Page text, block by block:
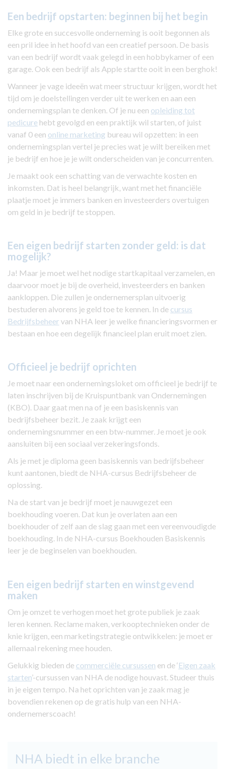
Een bedrijf opstarten: beginnen bij het begin
Elke grote en succesvolle onderneming is ooit begonnen als
een pril idee in het hoofd van een creatief persoon. De basis
van een bedrijf wordt vaak gelegd in een hobbykamer of een
garage. Ook een bedrijf als Apple startte ooit in een berghok!
Wanneer je vage ideeën wat meer structuur krijgen, wordt het
tijd om je doelstellingen verder uit te werken en aan een
ondernemingsplan te denken. Of je nu een opleiding tot
pedicure hebt gevolgd en een praktijk wil starten, of juist
vanaf 0 een online marketing bureau wil opzetten: in een
ondernemingsplan vertel je precies wat je wilt bereiken met
je bedrijf en hoe je je wilt onderscheiden van je concurrenten.
Je maakt ook een schatting van de verwachte kosten en
inkomsten. Dat is heel belangrijk, want met het financiële
plaatje moet je immers banken en investeerders overtuigen
om geld in je bedrijf te stoppen.
Een eigen bedrijf starten zonder geld: is dat
mogelijk?
Ja! Maar je moet wel het nodige startkapitaal verzamelen, en
daarvoor moet je bij de overheid, investeerders en banken
aankloppen. Die zullen je ondernemersplan uitvoerig
bestuderen alvorens je geld toe te kennen. In de cursus
Bedrijfsbeheervan NHA leer je welke financieringsvormen er
bestaan en hoe een degelijk financieel plan eruit moet zien.
Officieel je bedrijf oprichten
Je moet naar een ondernemingsloket om officieel je bedrijf te
laten inschrijven bij de Kruispuntbank van Ondernemingen
(KBO). Daar gaat men na of je een basiskennis van
bedrijfsbeheer bezit. Je zaak krijgt een
ondernemingsnummer en een btw-nummer. Je moet je ook
aansluiten bij een sociaal verzekeringsfonds.
Als je met je diploma geen basiskennis van bedrijfsbeheer
kunt aantonen, biedt de NHA-cursus Bedrijfsbeheer de
oplossing.
Na de start van je bedrijf moet je nauwgezet een
boekhouding voeren. Dat kun je overlaten aan een
boekhouder of zelf aan de slag gaan met een vereenvoudigde
boekhouding. In de NHA-cursus Boekhouden Basiskennis
leer je de beginselen van boekhouden.
Een eigen bedrijf starten en winstgevend
maken
Om je omzet te verhogen moet het grote publiek je zaak
leren kennen. Reclame maken, verkooptechnieken onder de
knie krijgen, een marketingstrategie ontwikkelen: je moet er
allemaal rekening mee houden.
Gelukkig bieden de commerciële cursussen en de ‘Eigen zaak
starten’-cursussen van NHA de nodige houvast. Studeer thuis
in je eigen tempo. Na het oprichten van je zaak mag je
bovendien rekenen op de gratis hulp van een NHA-
ondernemerscoach!
NHA biedt in elke branche